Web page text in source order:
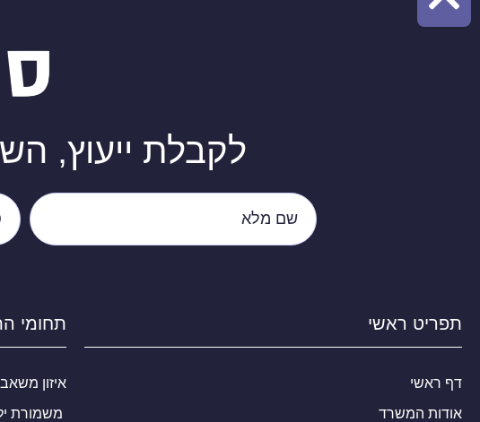
לקבלת ייעוץ,
תפריט ראשי
דף ראשי
אודות המשרד
תחומי
איזון
משמורת